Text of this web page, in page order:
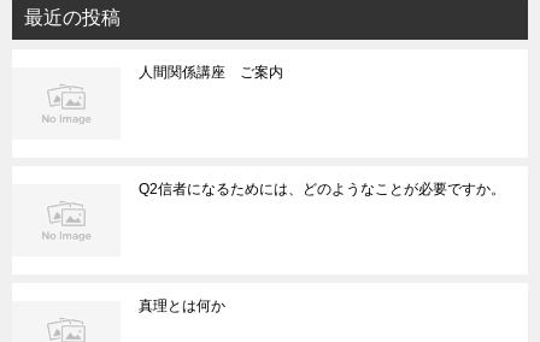
最近の投稿
人間関係講座 ご案内
Q2信者になるためには、どのようなことが必要ですか。
真理とは何か